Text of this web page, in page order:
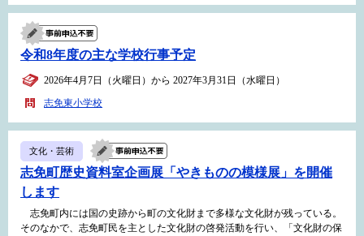
令和8年度の主な学校行事予定
2026年4月7日（火曜日）から 2027年3月31日（水曜日）
志免東小学校
文化・芸術
志免町歴史資料室企画展「やきものの模様展」を開催
します
志免町内には国の史跡から町の文化財まで多様な文化財が残っている。
そのなかで、志免町民を主とした文化財の啓発活動を行い、「文化財の保